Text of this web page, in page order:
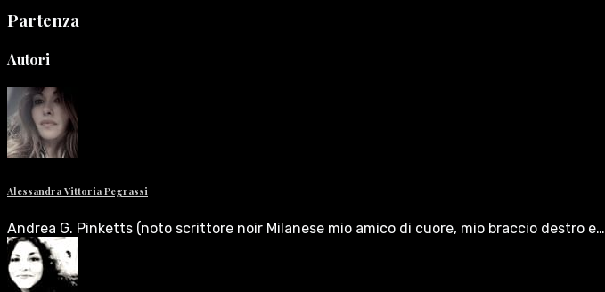
Partenza
Autori
Alessandra Vittoria Pegrassi
Andrea G. Pinketts (noto scrittore noir Milanese mio amico di cuore, mio braccio destro e…